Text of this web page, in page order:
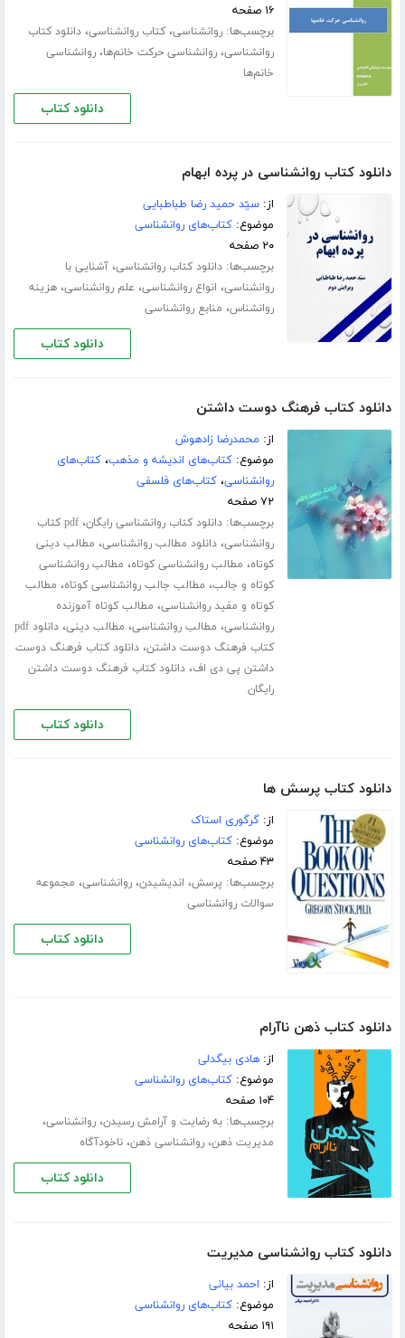
۱۶ صفحه
برچسب‌ها:روانشناسی،کتاب روانشناسی،دانلود کتاب
روانشناسی،روانشناسی حرکت خانم‌ها،روانشناسی
خانم‌ها
دانلود کتاب
دانلود کتاب روانشناسی در پرده ابهام
از:سیّد حمید رضا طباطبایی
موضوع:کتاب‌های روانشناسی
۲۰ صفحه
برچسب‌ها:دانلود کتاب روانشناسی،آشنایی با
روانشناسی، انواع روانشناسی، علم روانشناسی،هزینه
روانشناس، منابع روانشناسی
دانلود کتاب
دانلود کتاب فرهنگ دوست داشتن
از: محمدرضا زادهوش
موضوع:کتاب‌های اندیشه و مذهب،کتاب‌های
روانشناسی،کتاب‌های فلسفی
۷۲ صفحه
برچسب‌ها:دانلود کتاب روانشناسی رایگان،
pdf کتاب
روانشناسی،دانلود مطالب روانشناسی، مطالب دینی
کوتاه، مطالب روانشناسی کوتاه، مطالب روانشناسی
کوتاه و جالب، مطالب جالب روانشناسی کوتاه، مطالب
کوتاه و مفید روانشناسی، مطالب کوتاه آموزنده
روانشناسی، مطالب روانشناسی، مطالب دینی،
دانلود pdf
کتاب فرهنگ دوست داشتن،دانلود کتاب فرهنگ دوست
داشتن پی دی اف،دانلود کتاب فرهنگ دوست داشتن
رایگان
دانلود کتاب
دانلود کتاب پرسش ها
از:گرگوری استاک
موضوع:کتاب‌های روانشناسی
۴۳ صفحه
برچسب‌ها: پرسش، اندیشیدن،روانشناسی، مجموعه
سوالات روانشناسی
دانلود کتاب
دانلود کتاب ذهن ناآرام
از:هادی بیگدلی
موضوع:کتاب‌های روانشناسی
۱۰۴ صفحه
برچسب‌ها:به رضایت و آرامش رسیدن،روانشناسی،
مدیریت ذهن،روانشناسی ذهن،ناخودآگاه
دانلود کتاب
دانلود کتاب روانشناسی مدیریت
از: احمد بیانی
موضوع:کتاب‌های روانشناسی
۱۹۱ صفحه